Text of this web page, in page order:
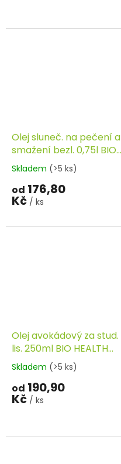
Olej sluneč. na pečení a
smažení bezl. 0,75l BIO
PROBIO
Skladem (>5 ks)
od 176,80
Kč / ks
Olej avokádový za stud.
lis. 250ml BIO HEALTH
LINK
Skladem (>5 ks)
od 190,90
Kč / ks